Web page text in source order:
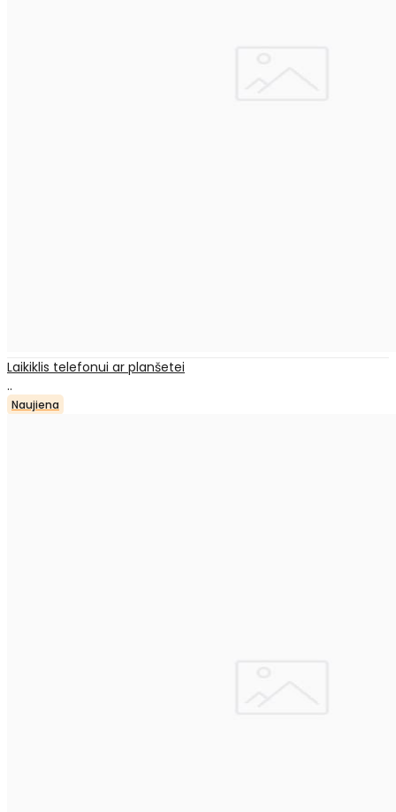
Laikiklis telefonui ar planšetei
..
Naujiena